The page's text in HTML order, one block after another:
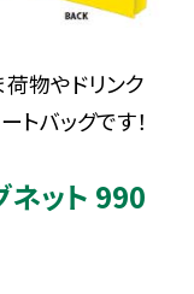
物やドリンク
トバッグです！
ネット 990